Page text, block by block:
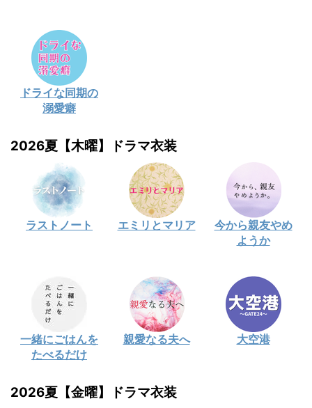
ドライな同期の
溺愛癖
2026夏【木曜】ドラマ衣装
ラストノート エミリとマリア
今から親友やめ
ようか
一緒にごはんを
たべるだけ
親愛なる夫へ 大空港
2026夏【金曜】ドラマ衣装